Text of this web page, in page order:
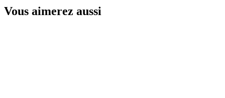
Vous aimerez aussi